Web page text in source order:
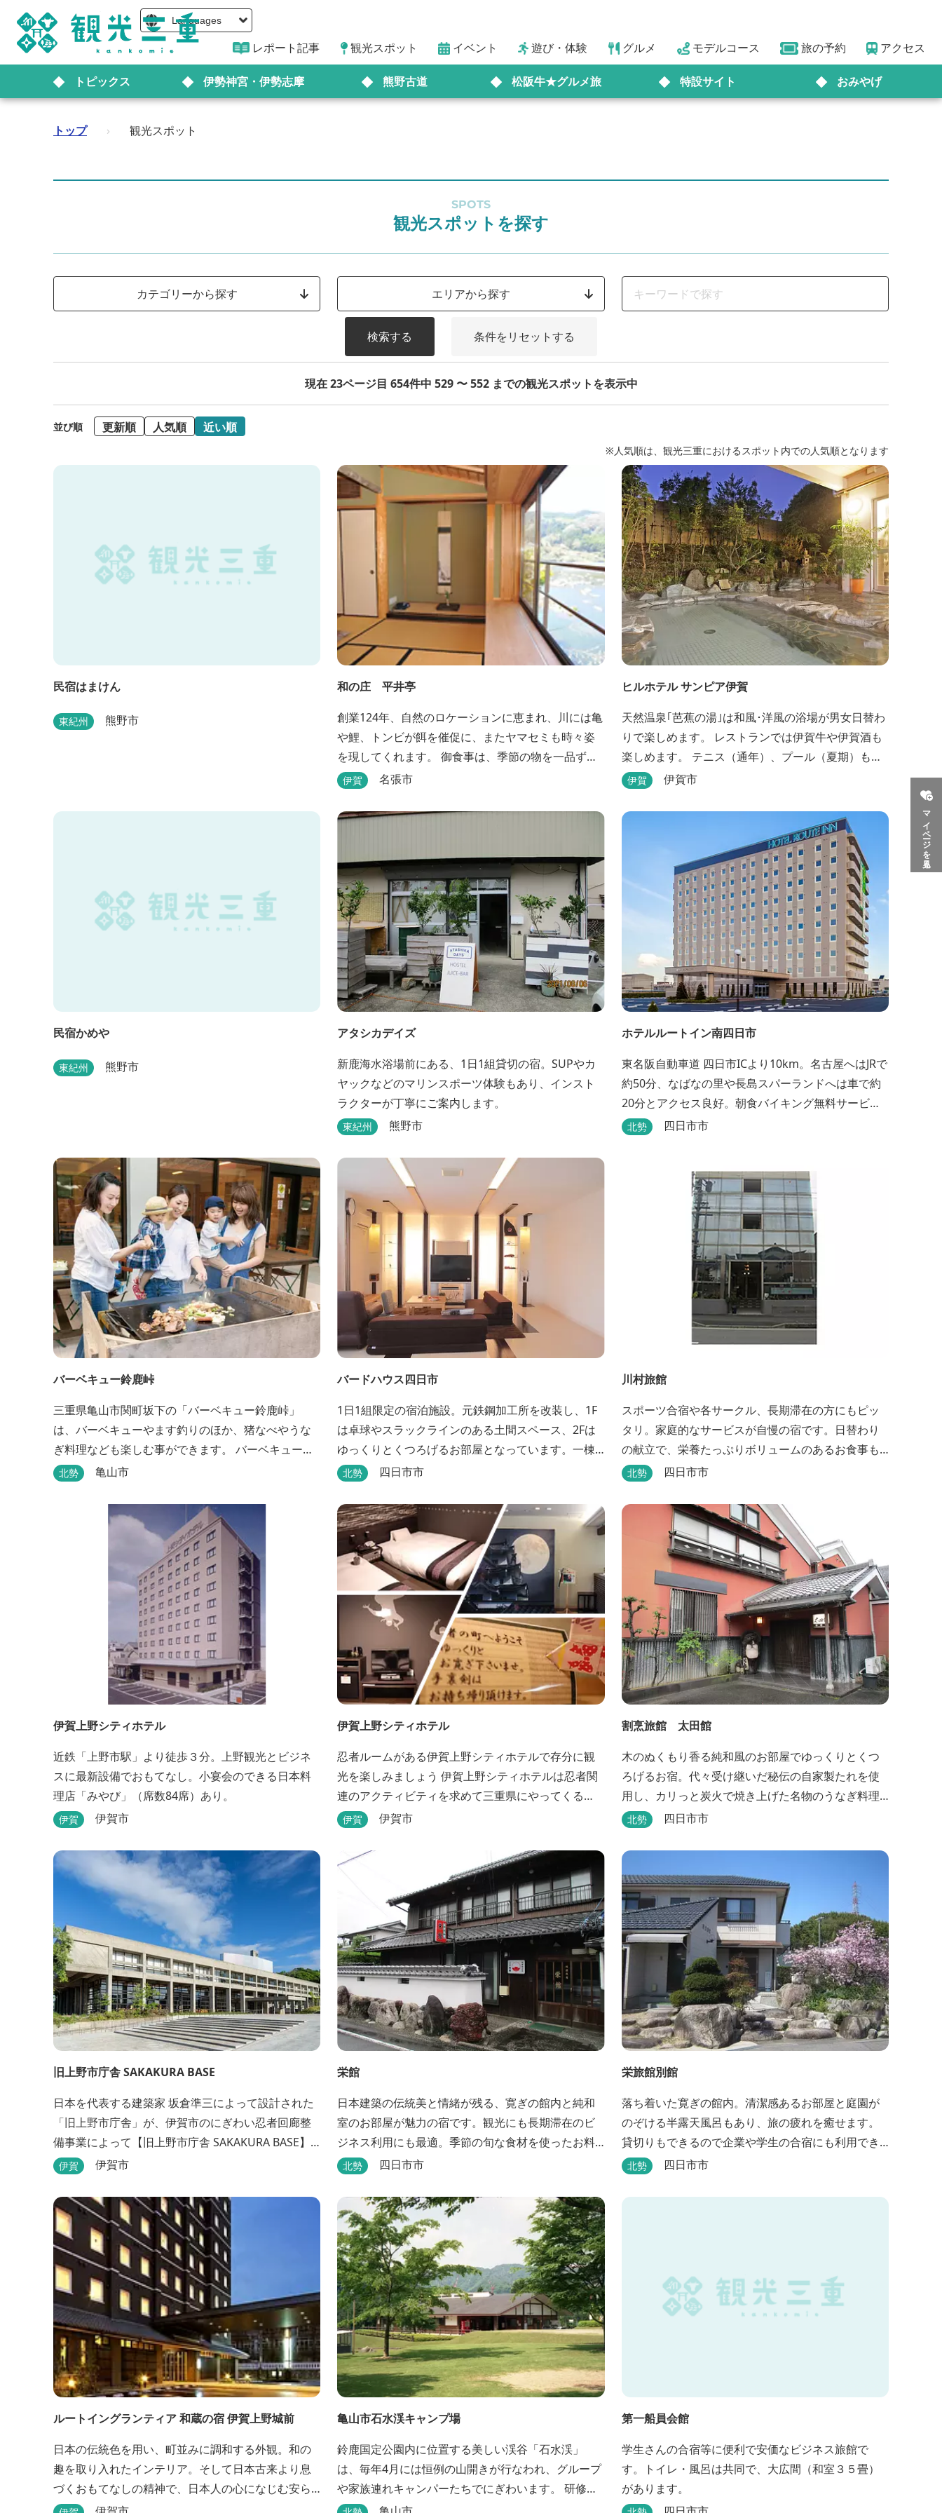
Languages
レポート記事 観光スポット イベント 遊び・体験 グルメ モデルコース 旅の予約 アクセス
トピックス 伊勢神宮・伊勢志摩 熊野古道 松阪牛★グルメ旅 特設サイト おみやげ
マイページを見る
トップ › 観光スポット
SPOTS
観光スポットを探す
カテゴリーから探す エリアから探す
検索する 条件をリセットする
現在 23ページ目 654件中 529 〜 552 までの観光スポットを表示中
並び順 更新順 人気順 近い順
※人気順は、観光三重におけるスポット内での人気順となります
民宿はまけん
東紀州 熊野市
和の庄 平井亭
創業124年、自然のロケーションに恵まれ、川には亀
や鯉、トンビが餌を催促に、またヤマセミも時々姿
を現してくれます。 御食事は、季節の物を一品ず
つ、手作りの味を楽しんで頂いております。（宿泊
伊賀 名張市
ヒルホテル サンピア伊賀
天然温泉｢芭蕉の湯｣は和風･洋風の浴場が男女日替わ
りで楽しめます。 レストランでは伊賀牛や伊賀酒も
楽しめます。 テニス（通年）、プール（夏期）もあ
ります。 伊賀流手裏剣道場、忍者変身処を常設して
http://www.hh-sunpia-iga.co.jp ※日替わりランチ、
日替わり薬湯などがタイムリーにチェックできま
伊賀 伊賀市
民宿かめや
東紀州 熊野市
アタシカデイズ
新鹿海水浴場前にある、1日1組貸切の宿。SUPやカ
ヤックなどのマリンスポーツ体験もあり、インスト
ラクターが丁寧にご案内します。
東紀州 熊野市
ホテルルートイン南四日市
東名阪自動車道 四日市ICより10km。名古屋へはJRで
約50分、なばなの里や長島スパーランドへは車で約
20分とアクセス良好。朝食バイキング無料サービ
ス、大浴場完備、平面駐車場169台、全室Wi-Fi完
北勢 四日市市
バーベキュー鈴鹿峠
三重県亀山市関町坂下の「バーベキュー鈴鹿峠」
は、バーベキューやます釣りのほか、猪なべやうな
ぎ料理なども楽しむ事ができます。 バーベキュー
は、食材から付属品まで全て揃っていますので手ぶ
で、釣ったその場で味わえる「マス釣り」も人気で
で、様々なイベントで、ぜひご利用ください。
北勢 亀山市
バードハウス四日市
1日1組限定の宿泊施設。元鉄鋼加工所を改装し、1F
は卓球やスラックラインのある土間スペース、2Fは
ゆっくりとくつろげるお部屋となっています。一棟
貸切のプライベート空間で、旅のひとときを過ごし
北勢 四日市市
川村旅館
スポーツ合宿や各サークル、長期滞在の方にもピッ
タリ。家庭的なサービスが自慢の宿です。日替わり
の献立で、栄養たっぷりボリュームのあるお食事も
楽しめます。
北勢 四日市市
伊賀上野シティホテル
近鉄「上野市駅」より徒歩３分。上野観光とビジネ
スに最新設備でおもてなし。小宴会のできる日本料
理店「みやび」（席数84席）あり。
伊賀 伊賀市
伊賀上野シティホテル
忍者ルームがある伊賀上野シティホテルで存分に観
光を楽しみましょう 伊賀上野シティホテルは忍者関
連のアクティビティを求めて三重県にやってくる
人々に人気のホテルです。こちらのホテルには、忍
からトイレットペーパーに至るまで、忍者に関連し
たデザインモチーフがあしらわれています。 伊賀上
野城や伊賀流忍者博物館から徒歩わずか10分の位置
にあるこのホテ...
伊賀 伊賀市
割烹旅館 太田館
木のぬくもり香る純和風のお部屋でゆっくりとくつ
ろげるお宿。代々受け継いだ秘伝の自家製たれを使
用し、カリっと炭火で焼き上げた名物のうなぎ料理
も堪能できます。
北勢 四日市市
旧上野市庁舎 SAKAKURA BASE
日本を代表する建築家 坂倉準三によって設計された
「旧上野市庁舎」が、伊賀市のにぎわい忍者回廊整
備事業によって【旧上野市庁舎 SAKAKURA BASE】
として生まれ変わりました。 館内には図書館やホテ
ンフォメーションセンター」や伊賀の逸品を取り揃
えた「伊賀百貨 Souvenir Shop」も併殺されていま
す。
伊賀 伊賀市
栄館
日本建築の伝統美と情緒が残る、寛ぎの館内と純和
室のお部屋が魅力の宿です。観光にも長期滞在のビ
ジネス利用にも最適。季節の旬な食材を使ったお料
理も楽しめます。
北勢 四日市市
栄旅館別館
落ち着いた寛ぎの館内。清潔感あるお部屋と庭園が
のぞける半露天風呂もあり、旅の疲れを癒せます。
貸切りもできるので企業や学生の合宿にも利用でき
ます。
北勢 四日市市
ルートイングランティア 和蔵の宿 伊賀上野城前
日本の伝統色を用い、町並みに調和する外観。和の
趣を取り入れたインテリア。そして日本古来より息
づくおもてなしの精神で、日本人の心になじむ安ら
ぎを提供いたします。大浴場や駐車場などルートイ
亀山市石水渓キャンプ場
鈴鹿国定公園内に位置する美しい渓谷「石水渓」
は、毎年4月には恒例の山開きが行なわれ、グループ
や家族連れキャンパーたちでにぎわいます。 研修施
設は団体用宿泊施設、バンガローはグループ・家族
第一船員会館
学生さんの合宿等に便利で安価なビジネス旅館で
す。トイレ・風呂は共同で、大広間（和室３５畳）
があります。